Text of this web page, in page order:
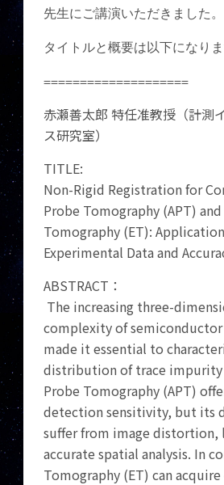
先生にご講演いただきました。
タイトルと概要は以下になりま
====================
赤瀬善太郎 特任准教授（計測
ス研究室）
TITLE:
Non-Rigid Registration for
Probe Tomography (APT)
Tomography (ET):
Experimental Data and
ABSTRACT：
The increasing three-
complexity of semiconductor
made it essential to
distribution of trace impurity
Probe Tomography (APT)
detection sensitivity, but its
suffer from image
accurate spatial analysis. In
Tomography (ET) can